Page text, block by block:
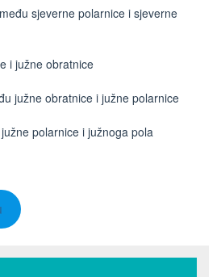
sjeverne polarnice i sjeverne
i južne obratnice
južne obratnice i južne polarnice
polarnice i južnoga pola